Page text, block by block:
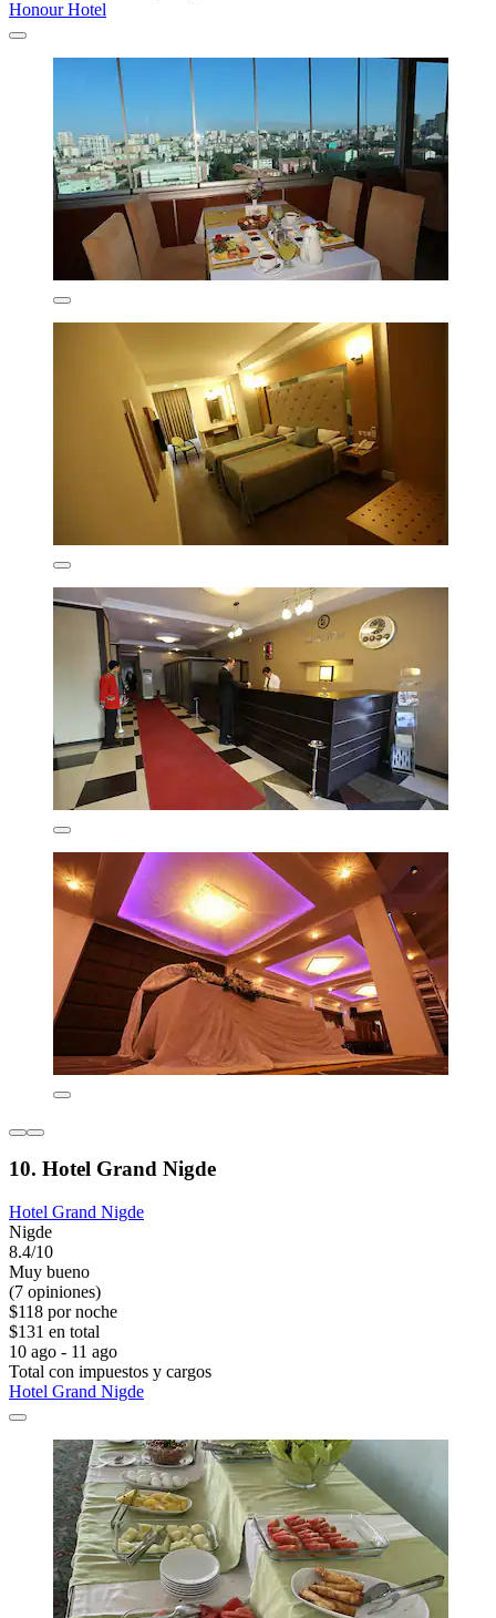
Honour Hotel
10. Hotel Grand Nigde
Hotel Grand Nigde
Nigde
8.4/10
Muy bueno
(7 opiniones)
$118 por noche
$131 en total
10 ago - 11 ago
Total con impuestos y cargos
Hotel Grand Nigde